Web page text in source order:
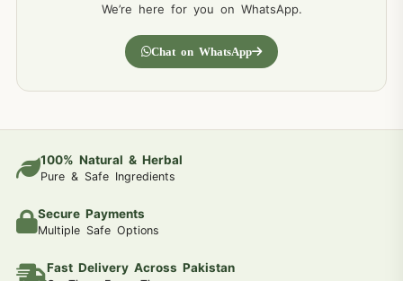
We’re here for you on WhatsApp.
Chat on WhatsApp
100% Natural & Herbal
Pure & Safe Ingredients
Secure Payments
Multiple Safe Options
Fast Delivery Across Pakistan